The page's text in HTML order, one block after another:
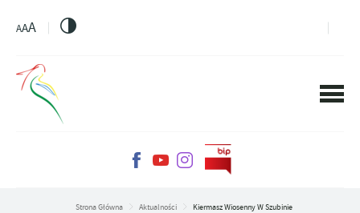
AAA
Strona Główna Aktualności Kiermasz Wiosenny W Szubinie